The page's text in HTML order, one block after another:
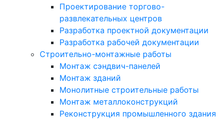
Проектирование торгово-
развлекательных центров
Разработка проектной документации
Разработка рабочей документации
Строительно-монтажные работы
Монтаж сэндвич-панелей
Монтаж зданий
Монолитные строительные работы
Монтаж металлоконструкций
Реконструкция промышленного здания